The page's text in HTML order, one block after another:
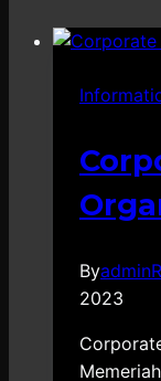
By
2023